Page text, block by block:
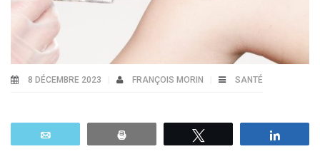
8 DÉCEMBRE 2023 FRANÇOIS MORIN SANTÉ